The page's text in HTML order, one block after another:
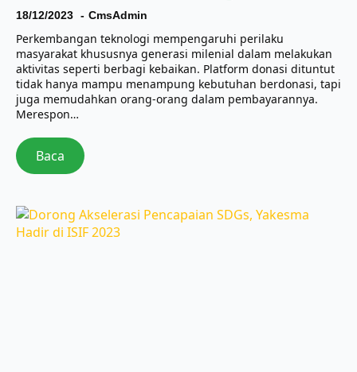
18/12/2023 CmsAdmin
Perkembangan teknologi mempengaruhi perilaku
masyarakat khususnya generasi milenial dalam melakukan
aktivitas seperti berbagi kebaikan. Platform donasi dituntut
tidak hanya mampu menampung kebutuhan berdonasi, tapi
juga memudahkan orang-orang dalam pembayarannya.
Merespon…
Baca